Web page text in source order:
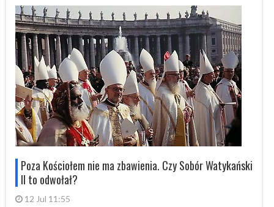
Poza Kościołem nie ma zbawienia. Czy Sobór Watykański
II to odwołał?
12 Jul 11:55